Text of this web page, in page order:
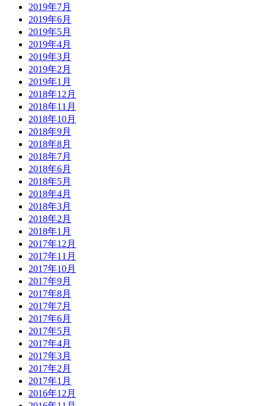
2019年7月
2019年6月
2019年5月
2019年4月
2019年3月
2019年2月
2019年1月
2018年12月
2018年11月
2018年10月
2018年9月
2018年8月
2018年7月
2018年6月
2018年5月
2018年4月
2018年3月
2018年2月
2018年1月
2017年12月
2017年11月
2017年10月
2017年9月
2017年8月
2017年7月
2017年6月
2017年5月
2017年4月
2017年3月
2017年2月
2017年1月
2016年12月